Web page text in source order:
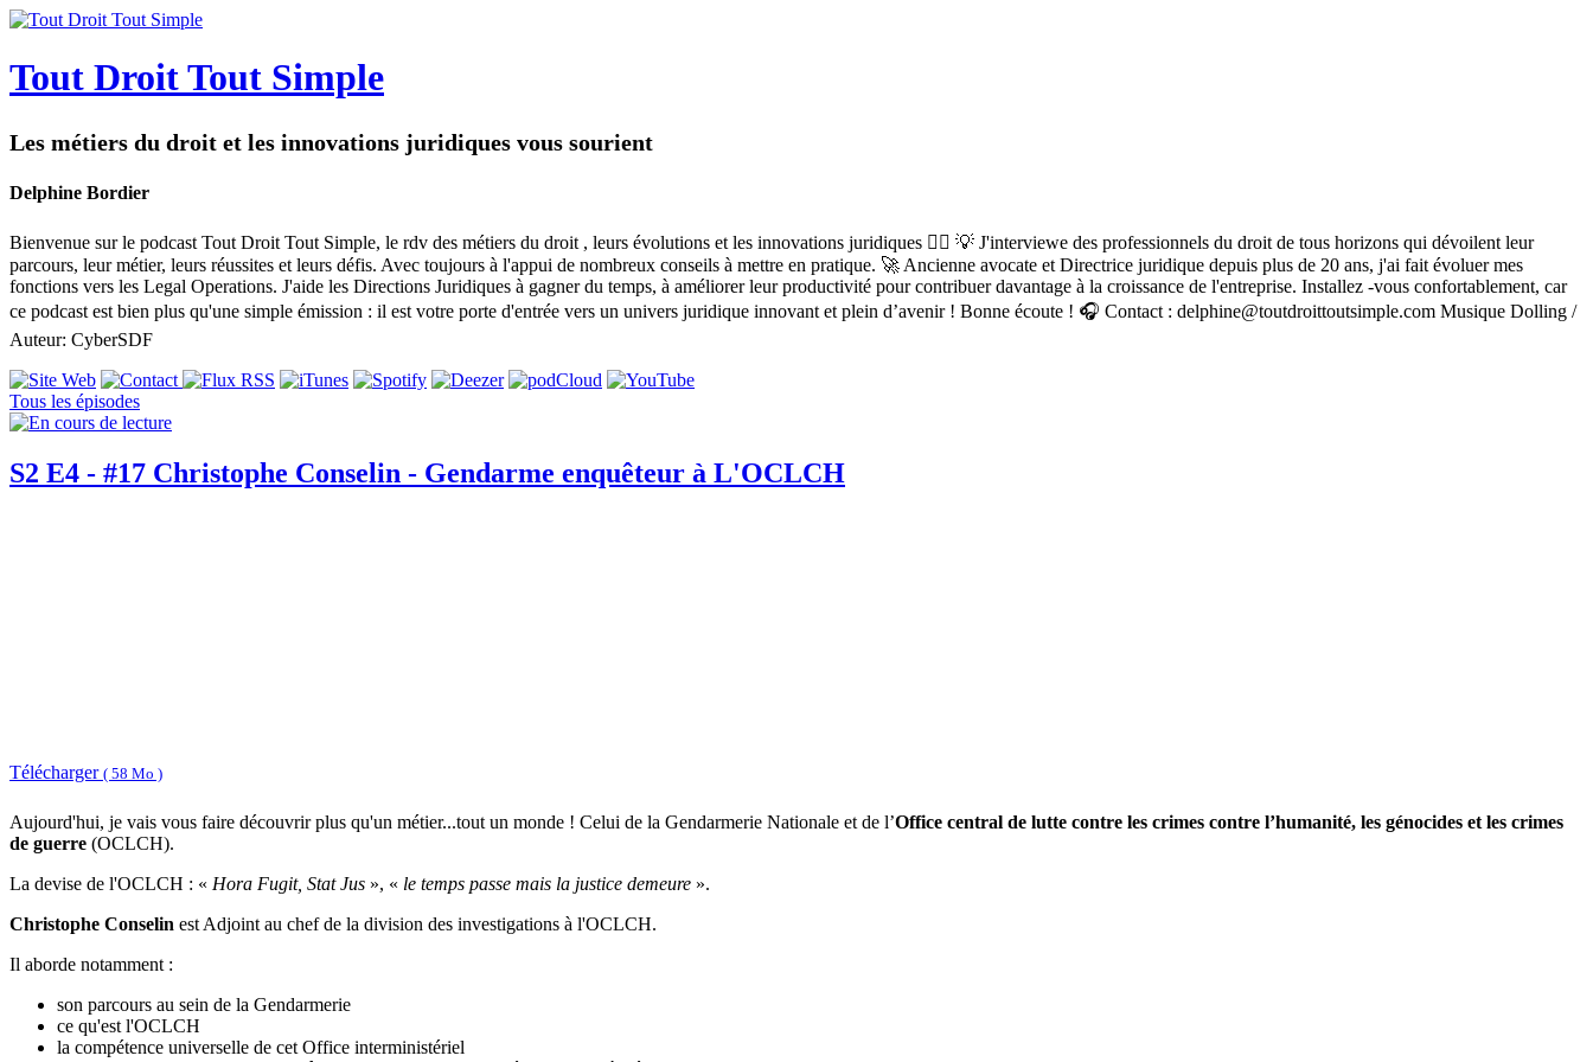
Tout Droit Tout Simple
Les métiers du droit et les innovations juridiques vous sourient
Delphine Bordier
Bienvenue sur le podcast Tout Droit Tout Simple, le rdv des métiers du droit , leurs évolutions et les innovations juridiques 👩‍⚖️ 💡 J'interviewe des professionnels du droit de tous horizons qui dévoilent leur
parcours, leur métier, leurs réussites et leurs défis. Avec toujours à l'appui de nombreux conseils à mettre en pratique. 🚀 Ancienne avocate et Directrice juridique depuis plus de 20 ans, j'ai fait évoluer mes
fonctions vers les Legal Operations. J'aide les Directions Juridiques à gagner du temps, à améliorer leur productivité pour contribuer davantage à la croissance de l'entreprise. Installez -vous confortablement, car
ce podcast est bien plus qu'une simple émission : il est votre porte d'entrée vers un univers juridique innovant et plein d’avenir ! Bonne écoute ! 🎧 Contact : delphine@toutdroittoutsimple.com Musique Dolling /
Auteur: CyberSDF
Tous les épisodes
S2 E4 - #17 Christophe Conselin - Gendarme enquêteur à L'OCLCH
Télécharger ( 58 Mo )
Aujourd'hui, je vais vous faire découvrir plus qu'un métier...tout un monde ! Celui de la Gendarmerie Nationale et de l’Office central de lutte contre les crimes contre l’humanité, les génocides et les crimes
de guerre (OCLCH).
La devise de l'OCLCH : « Hora Fugit, Stat Jus », « le temps passe mais la justice demeure ».
Christophe Conselin est Adjoint au chef de la division des investigations à l'OCLCH.
Il aborde notamment :
son parcours au sein de la Gendarmerie
ce qu'est l'OCLCH
la compétence universelle de cet Office interministériel